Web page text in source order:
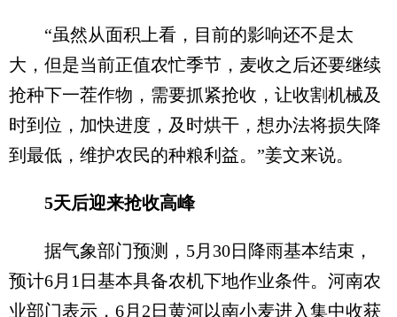
“虽然从面积上看，目前的影响还不是太
大，但是当前正值农忙季节，麦收之后还要继续
抢种下一茬作物，需要抓紧抢收，让收割机械及
时到位，加快进度，及时烘干，想办法将损失降
到最低，维护农民的种粮利益。”姜文来说。
5天后迎来抢收高峰
据气象部门预测，5月30日降雨基本结束，
预计6月1日基本具备农机下地作业条件。河南农
业部门表示，6月2日黄河以南小麦进入集中收获